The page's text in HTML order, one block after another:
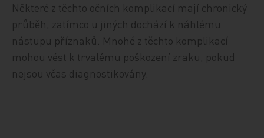
Některé z těchto očních komplikací mají chronický
průběh, zatímco u jiných dochází k náhlému
nástupu příznaků. Mnohé z těchto komplikací
mohou vést k trvalému poškození zraku, pokud
nejsou včas diagnostikovány.